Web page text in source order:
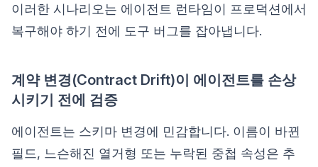
이러한 시나리오는 에이전트 런타임이 프로덕션에서
복구해야 하기 전에 도구 버그를 잡아냅니다.
계약 변경(Contract Drift)이 에이전트를 손상
시키기 전에 검증
에이전트는 스키마 변경에 민감합니다. 이름이 바뀐
필드, 느슨해진 열거형 또는 누락된 중첩 속성은 추